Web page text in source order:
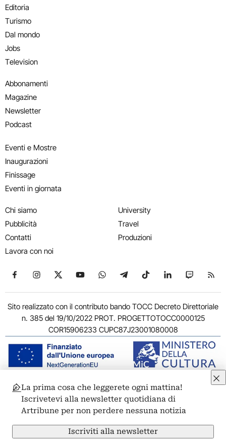
Editoria
Turismo
Dal mondo
Jobs
Television
Abbonamenti
Magazine
Newsletter
Podcast
Eventi e Mostre
Inaugurazioni
Finissage
Eventi in giornata
Chi siamo
Pubblicità
Contatti
Lavora con noi
University
Travel
Produzioni
Seguici su Facebook
Seguici su Instagram
Seguici su X
Seguici su YouTube
Seguici su WhatsApp
Seguici su Telegram
Seguici su TikTok
Seguici su
Seguici
Sito realizzato con il contributo bando TOCC Decreto Direttoriale
n. 385 del 19/10/2022 PROT. PROGETTOTOCC0000125
COR15906233 CUPC87J23001080008
© 2011-2026 ARTRIBUNE srl – Corso Vittorio Emanuele II, 287 –
00186 Roma - P.I. 11381581005
Privacy: Responsabile della protezione dei dati personali
ARTRIBUNE srl – Corso Vittorio Emanuele II, 287 – 00186 Roma
Termini e condizioniPrivacy PolicyCookie PolicyCredits
La prima cosa che leggerete ogni mattina!
Iscrivetevi alla newsletter quotidiana di
Artribune per non perdere nessuna notizia
Iscriviti alla newsletter